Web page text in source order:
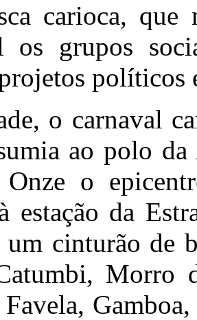
carioca,
os grupos
políticos
o carnaval
ao polo
Onze o
estação da
um cinturão de
Morro